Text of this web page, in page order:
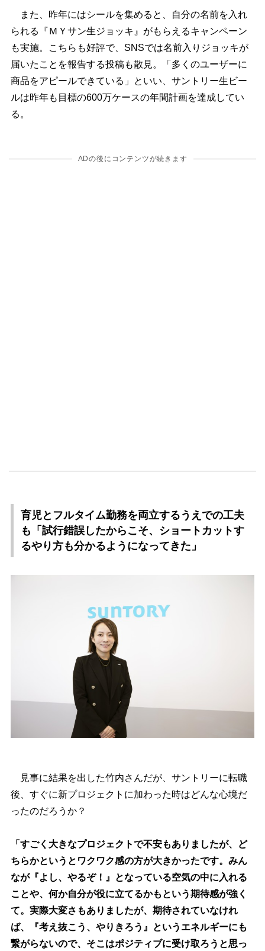
また、昨年にはシールを集めると、自分の名前を入れ
られる『ＭＹサン生ジョッキ』がもらえるキャンペーン
も実施。こちらも好評で、SNSでは名前入りジョッキが
届いたことを報告する投稿も散見。「多くのユーザーに
商品をアピールできている」といい、サントリー生ビー
ルは昨年も目標の600万ケースの年間計画を達成してい
る。
ADの後にコンテンツが続きます
育児とフルタイム勤務を両立するうえでの工夫
も「試行錯誤したからこそ、ショートカットす
るやり方も分かるようになってきた」
見事に結果を出した竹内さんだが、サントリーに転職
後、すぐに新プロジェクトに加わった時はどんな心境だ
ったのだろうか？
「すごく大きなプロジェクトで不安もありましたが、ど
ちらかというとワクワク感の方が大きかったです。みん
なが『よし、やるぞ！』となっている空気の中に入れる
ことや、何か自分が役に立てるかもという期待感が強く
て。実際大変さもありましたが、期待されていなけれ
ば、『考え抜こう、やりきろう』というエネルギーにも
繋がらないので、そこはポジティブに受け取ろうと思っ